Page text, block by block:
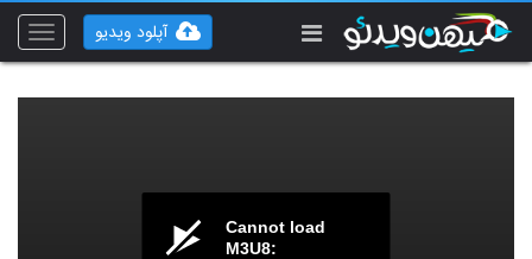
Toggle
آپلود ویدیو
Cannot load
M3U8: